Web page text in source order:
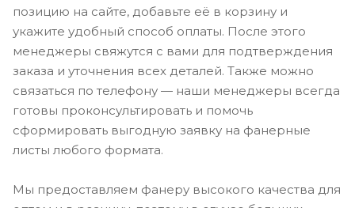
позицию на сайте, добавьте её в корзину и
укажите удобный способ оплаты. После этого
менеджеры свяжутся с вами для подтверждения
заказа и уточнения всех деталей. Также можно
связаться по телефону — наши менеджеры всегда
готовы проконсультировать и помочь
сформировать выгодную заявку на фанерные
листы любого формата.
Мы предоставляем фанеру высокого качества для